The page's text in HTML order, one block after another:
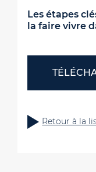
Les étapes
la faire vivre
Retour à la